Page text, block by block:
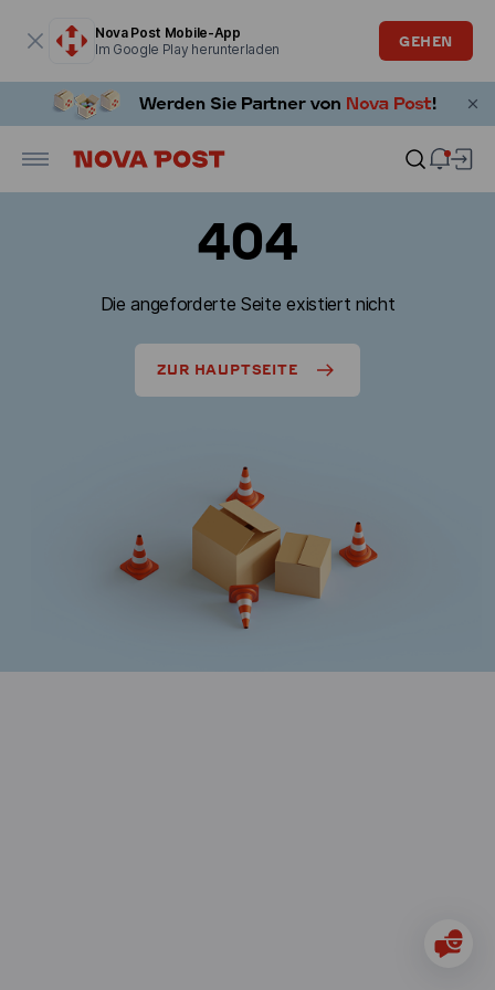
Nova Post Mobile-App
Im Google Play herunterladen
GEHEN
404
Die angeforderte Seite existiert nicht
ZUR HAUPTSEITE